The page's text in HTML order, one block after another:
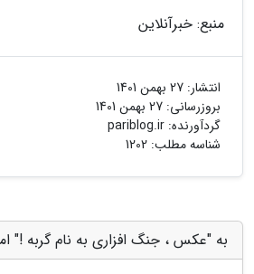
منبع: خبرآنلاین
انتشار: 27 بهمن 1401
بروزرسانی: 27 بهمن 1401
گردآورنده: pariblog.ir
شناسه مطلب: 1202
به "عکس ، جنگ افزاری به نام گربه !"